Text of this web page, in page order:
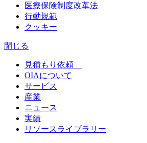
医療保険制度改革法
行動規範
クッキー
閉じる
見積もり依頼
OIAについて
サービス
産業
ニュース
実績
リソースライブラリー